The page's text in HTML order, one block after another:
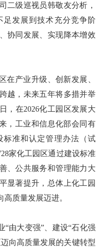
二级巡视员韩敬友分析，
足发展到技术充分竞争阶
协同发展、实现降本增效
产业升级、创新发展、
越，未来五年将多措并举
，在2026化工园区发展大
，工业和信息化部会同有
标准和认定管理办法（试
家化工园区通过建设标准
、公共服务和管理能力大
显著提升，总体上化工园
质量发展迈进。
由大变强”、建设“石化强
向高质量发展的关键转型